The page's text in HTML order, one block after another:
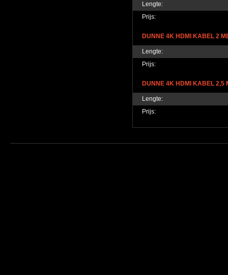
Lengte:
Prijs:
DUNNE 4K HDMI KABEL 2
Lengte:
Prijs:
DUNNE 4K HDMI KABEL 2,5
Lengte:
Prijs: